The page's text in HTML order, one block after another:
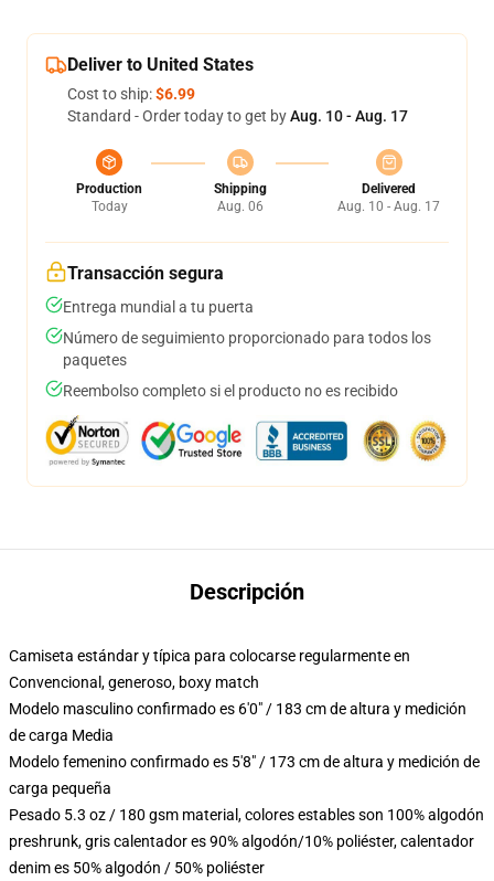
Deliver to United States
Cost to ship:$6.99
Standard - Order today to get byAug. 10 - Aug. 17
Production
Today
Shipping
Aug. 06
Delivered
Aug. 10 - Aug. 17
Transacción segura
Entrega mundial a tu puerta
Número de seguimiento proporcionado para todos los
paquetes
Reembolso completo si el producto no es recibido
Descripción
Camiseta estándar y típica para colocarse regularmente en
Convencional, generoso, boxy match
Modelo masculino confirmado es 6'0" / 183 cm de altura y medición
de carga Media
Modelo femenino confirmado es 5'8" / 173 cm de altura y medición de
carga pequeña
Pesado 5.3 oz / 180 gsm material, colores estables son 100% algodón
preshrunk, gris calentador es 90% algodón/10% poliéster, calentador
denim es 50% algodón / 50% poliéster